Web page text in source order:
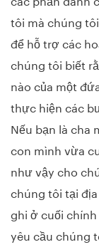
tôi mà chúng
để hỗ trợ các
chúng tôi biết
nào của một
thực hiện các
Nếu bạn là cha
con mình vừa
như vậy cho
chúng tôi tại
ghi ở cuối
yêu cầu chúng